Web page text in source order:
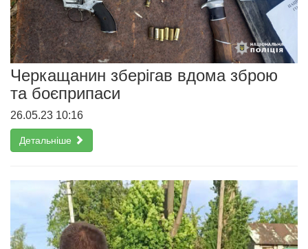
Черкащанин зберігав вдома зброю
та боєприпаси
26.05.23 10:16
Детальніше